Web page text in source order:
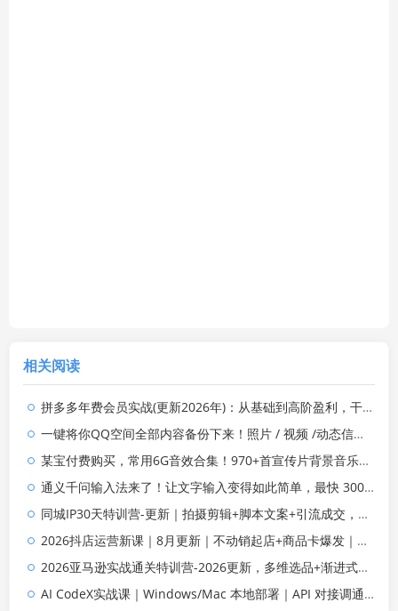
相关阅读
拼多多年费会员实战(更新2026年)：从基础到高阶盈利，干货拉满，帮你建立稳定盈利运营知识体系
一键将你QQ空间全部内容备份下来！照片 / 视频 /动态信息全存本地，Github最新开源项目 QzoneArchive
某宝付费购买，常用6G音效合集！970+首宣传片背景音乐，无版权可商用大气素材，分类清晰，高质量内容
通义千问输入法来了！让文字输入变得如此简单，最快 300 字/分，AI 自动润色，说话秒变工整文字
同城IP30天特训营-更新｜拍摄剪辑+脚本文案+引流成交，打爆本地流量提升门店业绩实操教学
2026抖店运营新课｜8月更新｜不动销起店+商品卡爆发｜达人玩法+店群批量复制｜轻松玩转抖音小店全域流量
2026亚马逊实战通关特训营-2026更新，多维选品+渐进式打法+AI应用，从0到1打造盈利店铺
AI CodeX实战课｜Windows/Mac 本地部署｜API 对接调通｜Skill 自制｜漫剧剪辑｜网站 VR 项目｜AI项目落地全教程